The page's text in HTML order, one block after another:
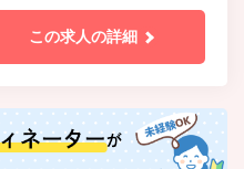
この求人の詳細